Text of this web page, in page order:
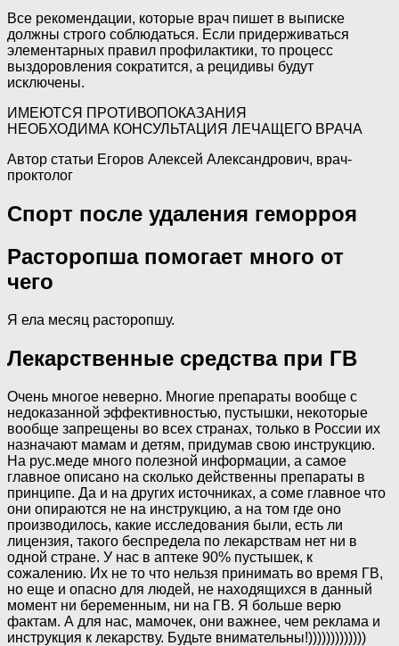
Все рекомендации, которые врач пишет в выписке
должны строго соблюдаться. Если придерживаться
элементарных правил профилактики, то процесс
выздоровления сократится, а рецидивы будут
исключены.
ИМЕЮТСЯ ПРОТИВОПОКАЗАНИЯ
НЕОБХОДИМА КОНСУЛЬТАЦИЯ ЛЕЧАЩЕГО ВРАЧА
Автор статьи Егоров Алексей Александрович, врач-
проктолог
Спорт после удаления геморроя
Расторопша помогает много от
чего
Я ела месяц расторопшу.
Лекарственные средства при ГВ
Очень многое неверно. Многие препараты вообще с
недоказанной эффективностью, пустышки, некоторые
вообще запрещены во всех странах, только в России их
назначают мамам и детям, придумав свою инструкцию.
На рус.меде много полезной информации, а самое
главное описано на сколько действенны препараты в
принципе. Да и на других источниках, а соме главное что
они опираются не на инструкцию, а на том где оно
производилось, какие исследования были, есть ли
лицензия, такого беспредела по лекарствам нет ни в
одной стране. У нас в аптеке 90% пустышек, к
сожалению. Их не то что нельзя принимать во время ГВ,
но еще и опасно для людей, не находящихся в данный
момент ни беременным, ни на ГВ. Я больше верю
фактам. А для нас, мамочек, они важнее, чем реклама и
инструкция к лекарству. Будьте внимательны!)))))))))))))